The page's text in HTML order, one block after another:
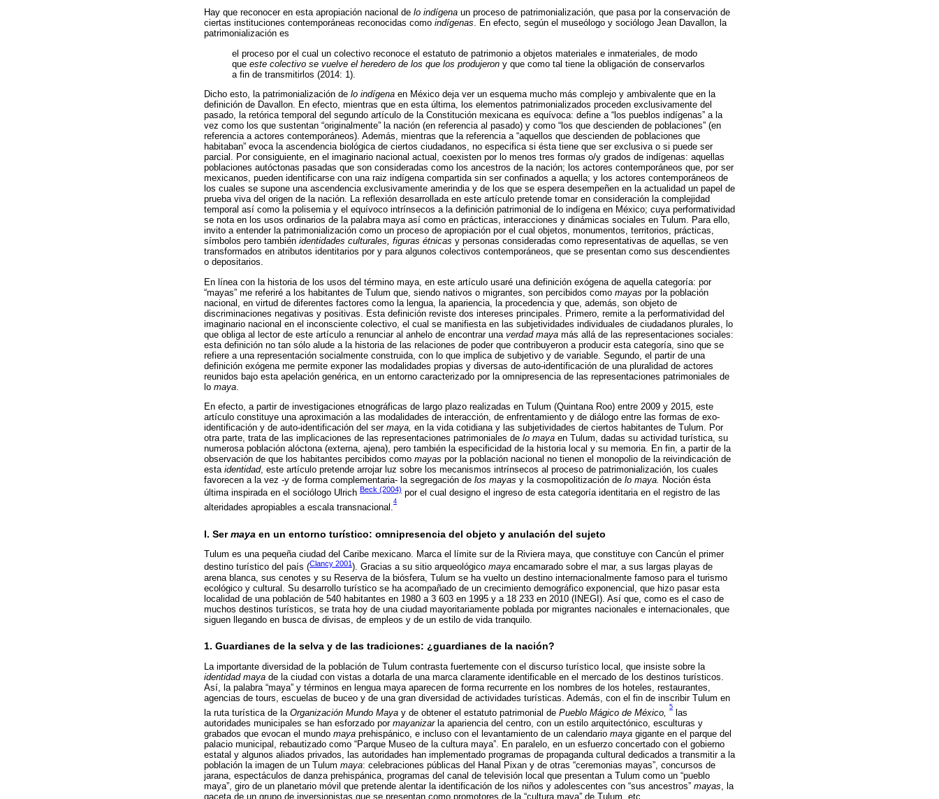
Hay que reconocer en esta apropiación nacional de lo indígena un proceso de patrimonialización, que pasa por la conservación de
ciertas instituciones contemporáneas reconocidas como indígenas. En efecto, según el museólogo y sociólogo Jean Davallon, la
patrimonialización es
el proceso por el cual un colectivo reconoce el estatuto de patrimonio a objetos materiales e inmateriales, de modo
que este colectivo se vuelve el heredero de los que los produjeron y que como tal tiene la obligación de conservarlos
a fin de transmitirlos (2014: 1).
Dicho esto, la patrimonialización de lo indígena en México deja ver un esquema mucho más complejo y ambivalente que en la
definición de Davallon. En efecto, mientras que en esta última, los elementos patrimonializados proceden exclusivamente del
pasado, la retórica temporal del segundo artículo de la Constitución mexicana es equívoca: define a “los pueblos indígenas” a la
vez como los que sustentan “originalmente” la nación (en referencia al pasado) y como “los que descienden de poblaciones” (en
referencia a actores contemporáneos). Además, mientras que la referencia a “aquellos que descienden de poblaciones que
habitaban” evoca la ascendencia biológica de ciertos ciudadanos, no especifica si ésta tiene que ser exclusiva o si puede ser
parcial. Por consiguiente, en el imaginario nacional actual, coexisten por lo menos tres formas o/y grados de indígenas: aquellas
poblaciones autóctonas pasadas que son consideradas como los ancestros de la nación; los actores contemporáneos que, por ser
mexicanos, pueden identificarse con una raiz indígena compartida sin ser confinados a aquella; y los actores contemporáneos de
los cuales se supone una ascendencia exclusivamente amerindia y de los que se espera desempeñen en la actualidad un papel de
prueba viva del origen de la nación. La reflexión desarrollada en este artículo pretende tomar en consideración la complejidad
temporal así como la polisemia y el equívoco intrínsecos a la definición patrimonial de lo indígena en México; cuya performatividad
se nota en los usos ordinarios de la palabra maya así como en prácticas, interacciones y dinámicas sociales en Tulum. Para ello,
invito a entender la patrimonialización como un proceso de apropiación por el cual objetos, monumentos, territorios, prácticas,
símbolos pero también identidades culturales, figuras étnicas y personas consideradas como representativas de aquellas, se ven
transformados en atributos identitarios por y para algunos colectivos contemporáneos, que se presentan como sus descendientes
o depositarios.
En línea con la historia de los usos del término maya, en este artículo usaré una definición exógena de aquella categoría: por
“mayas” me referiré a los habitantes de Tulum que, siendo nativos o migrantes, son percibidos como mayas por la población
nacional, en virtud de diferentes factores como la lengua, la apariencia, la procedencia y que, además, son objeto de
discriminaciones negativas y positivas. Esta definición reviste dos intereses principales. Primero, remite a la performatividad del
imaginario nacional en el inconsciente colectivo, el cual se manifiesta en las subjetividades individuales de ciudadanos plurales, lo
que obliga al lector de este artículo a renunciar al anhelo de encontrar una verdad maya más allá de las representaciones sociales:
esta definición no tan sólo alude a la historia de las relaciones de poder que contribuyeron a producir esta categoría, sino que se
refiere a una representación socialmente construida, con lo que implica de subjetivo y de variable. Segundo, el partir de una
definición exógena me permite exponer las modalidades propias y diversas de auto-identificación de una pluralidad de actores
reunidos bajo esta apelación genérica, en un entorno caracterizado por la omnipresencia de las representaciones patrimoniales de
lo maya
En efecto, a partir de investigaciones etnográficas de largo plazo realizadas en Tulum (Quintana Roo) entre 2009 y 2015, este
artículo constituye una aproximación a las modalidades de interacción, de enfrentamiento y de diálogo entre las formas de exo-
identificación y de auto-identificación del ser maya, en la vida cotidiana y las subjetividades de ciertos habitantes de Tulum. Por
otra parte, trata de las implicaciones de las representaciones patrimoniales de lo maya en Tulum, dadas su actividad turística, su
numerosa población alóctona (externa, ajena), pero también la especificidad de la historia local y su memoria. En fin, a partir de la
observación de que los habitantes percibidos como mayas por la población nacional no tienen el monopolio de la reivindicación de
esta identidad, este artículo pretende arrojar luz sobre los mecanismos intrínsecos al proceso de patrimonialización, los cuales
favorecen a la vez -y de forma complementaria- la segregación de los mayas y la cosmopolitización de lo maya.
Noción ésta
última inspirada en el sociólogo Ulrich Beck (2004) por el cual designo el ingreso de esta categoría identitaria en el registro de las
alteridades apropiables a escala transnacional.
4
I. Ser maya en un entorno turístico: omnipresencia del objeto y anulación del sujeto
Tulum es una pequeña ciudad del Caribe mexicano. Marca el límite sur de la Riviera maya, que constituye con Cancún el primer
destino turístico del país (Clancy 2001). Gracias a su sitio arqueológico maya encamarado sobre el mar, a sus largas playas de
arena blanca, sus cenotes y su Reserva de la biósfera, Tulum se ha vuelto un destino internacionalmente famoso para el turismo
ecológico y cultural. Su desarrollo turístico se ha acompañado de un crecimiento demográfico exponencial, que hizo pasar esta
localidad de una población de 540 habitantes en 1980 a 3 603 en 1995 y a 18 233 en 2010 (INEGI). Así que, como es el caso de
muchos destinos turísticos, se trata hoy de una ciudad mayoritariamente poblada por migrantes nacionales e internacionales, que
siguen llegando en busca de divisas, de empleos y de un estilo de vida tranquilo.
1. Guardianes de la selva y de las tradiciones: ¿guardianes de la nación?
La importante diversidad de la población de Tulum contrasta fuertemente con el discurso turístico local, que insiste sobre la
identidad maya de la ciudad con vistas a dotarla de una marca claramente identificable en el mercado de los destinos turísticos.
Así, la palabra “maya” y términos en lengua maya aparecen de forma recurrente en los nombres de los hoteles, restaurantes,
agencias de tours, escuelas de buceo y de una gran diversidad de actividades turísticas. Además, con el fin de inscribir Tulum en
la ruta turística de la Organización Mundo Maya y de obtener el estatuto patrimonial de Pueblo Mágico de México,
5
las
autoridades municipales se han esforzado por mayanizarla apariencia del centro, con un estilo arquitectónico, esculturas y
grabados que evocan el mundo maya prehispánico, e incluso con el levantamiento de un calendario maya gigante en el parque del
palacio municipal, rebautizado como “Parque Museo de la cultura maya”. En paralelo, en un esfuerzo concertado con el gobierno
estatal y algunos aliados privados, las autoridades han implementado programas de propaganda cultural dedicados a transmitir a la
población la imagen de un Tulum maya: celebraciones públicas del Hanal Pixan y de otras “ceremonias mayas”, concursos de
jarana, espectáculos de danza prehispánica, programas del canal de televisión local que presentan a Tulum como un “pueblo
maya”, giro de un planetario móvil que pretende alentar la identificación de los niños y adolescentes con “sus ancestros” mayas, la
gaceta de un grupo de inversionistas que se presentan como promotores de la “cultura maya” de Tulum, etc.